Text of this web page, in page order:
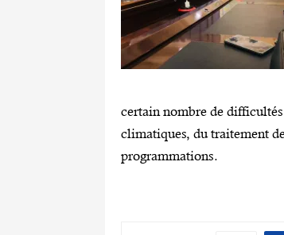
certain nombre de
climatiques, du traitement
programmations.